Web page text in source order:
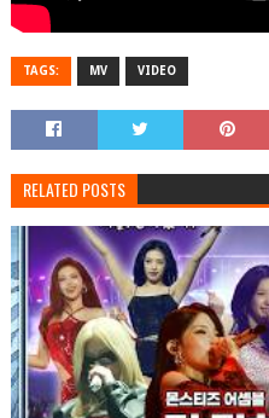
TAGS: MV VIDEO
RELATED POSTS